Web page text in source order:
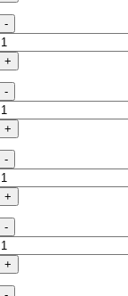
-
+
-
+
-
+
-
+